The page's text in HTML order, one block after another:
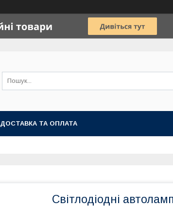
ДОСТАВКА ТА ОПЛАТА
Світлодіодні